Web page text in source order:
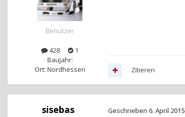
Benutzer
428
1
Baujahr:
Ort: Nordhessen
Zitieren
sisebas Geschrieben 6. April 2015